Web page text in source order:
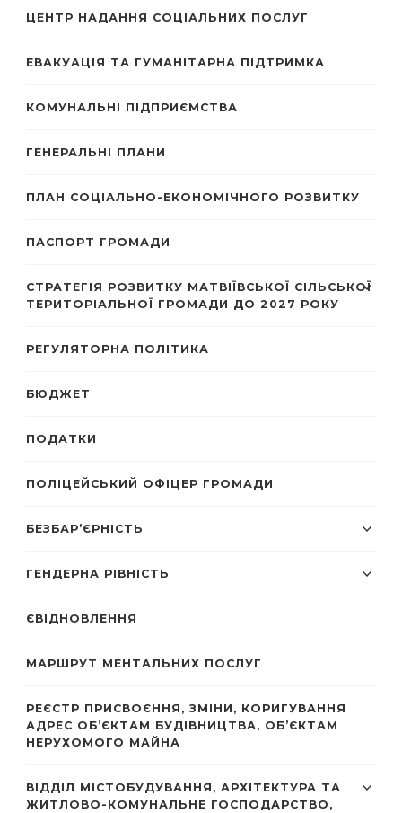
ЦЕНТР НАДАННЯ СОЦІАЛЬНИХ ПОСЛУГ
ЕВАКУАЦІЯ ТА ГУМАНІТАРНА ПІДТРИМКА
КОМУНАЛЬНІ ПІДПРИЄМСТВА
ГЕНЕРАЛЬНІ ПЛАНИ
ПЛАН СОЦІАЛЬНО-ЕКОНОМІЧНОГО РОЗВИТКУ
ПАСПОРТ ГРОМАДИ
СТРАТЕГІЯ РОЗВИТКУ МАТВІЇВСЬКОЇ СІЛЬСЬКОЇ
ТЕРИТОРІАЛЬНОЇ ГРОМАДИ ДО 2027 РОКУ
РЕГУЛЯТОРНА ПОЛІТИКА
БЮДЖЕТ
ПОДАТКИ
ПОЛІЦЕЙСЬКИЙ ОФІЦЕР ГРОМАДИ
БЕЗБАР’ЄРНІСТЬ
ГЕНДЕРНА РІВНІСТЬ
ЄВІДНОВЛЕННЯ
МАРШРУТ МЕНТАЛЬНИХ ПОСЛУГ
РЕЄСТР ПРИСВОЄННЯ, ЗМІНИ, КОРИГУВАННЯ
АДРЕС ОБ’ЄКТАМ БУДІВНИЦТВА, ОБ’ЄКТАМ
НЕРУХОМОГО МАЙНА
ВІДДІЛ МІСТОБУДУВАННЯ, АРХІТЕКТУРА ТА
ЖИТЛОВО-КОМУНАЛЬНЕ ГОСПОДАРСТВО,